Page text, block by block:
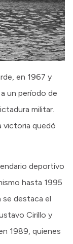
en 1967 y
un período de
militar.
victoria quedó
deportivo
hasta 1995
se destaca el
Cirillo y
1989, quienes